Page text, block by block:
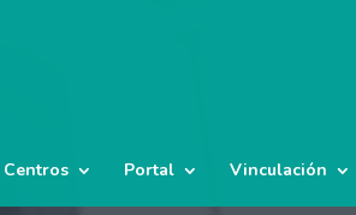
Centros Portal Vinculación